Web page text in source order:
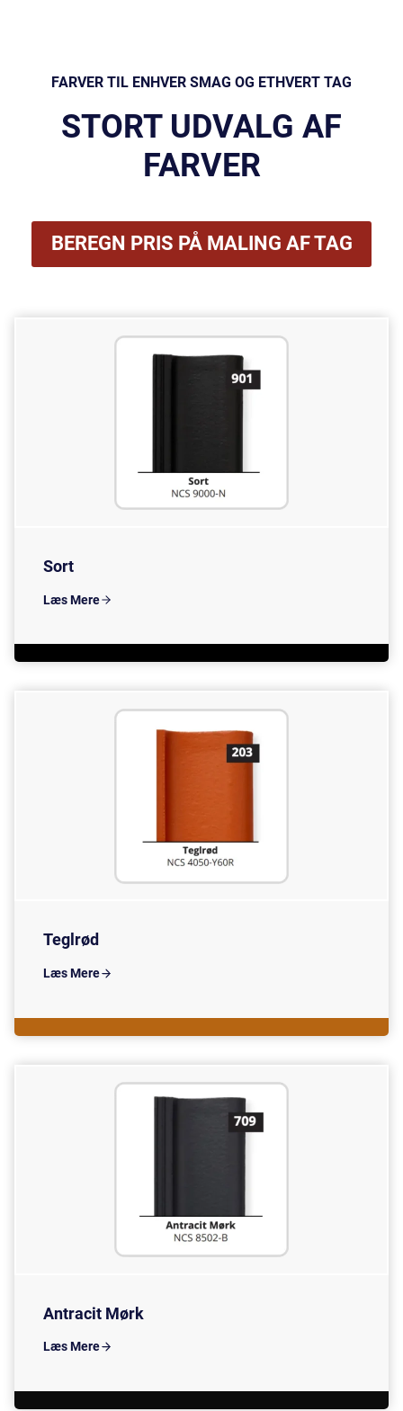
FARVER TIL ENHVER SMAG OG ETHVERT TAG
STORT UDVALG AF
FARVER
BEREGN PRIS PÅ MALING AF TAG
Sort
Læs Mere
Teglrød
Læs Mere
Antracit Mørk
Læs Mere